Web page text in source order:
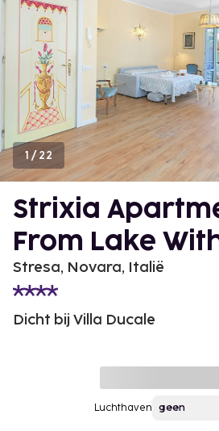
1 /22
Strixia
From Lake
Stresa, Novara, Italië
Dicht bij Villa Ducale
Luchthaven